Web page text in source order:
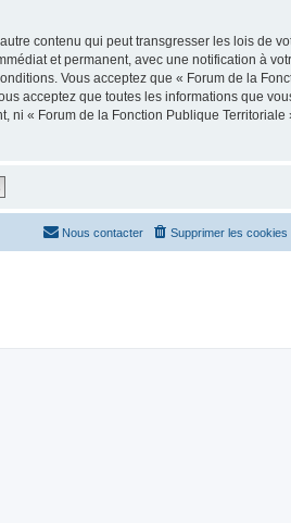
contenu qui peut transgresser les lois de
et permanent, avec une notification à
Vous acceptez que « Forum de la
acceptez que toutes les informations que
ni « Forum de la Fonction Publique Territoriale
Supprimer les cookies
Nous contacter